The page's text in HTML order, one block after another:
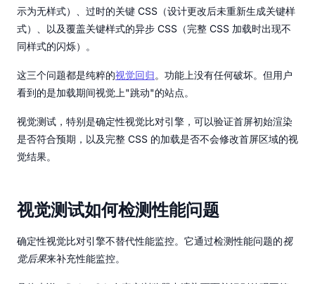
示为无样式）、过时的关键 CSS（设计更改后未重新生成关键样
式）、以及覆盖关键样式的异步 CSS（完整 CSS 加载时出现不
同样式的闪烁）。
这三个问题都是纯粹的视觉回归。功能上没有任何破坏。但用户
看到的是加载期间视觉上"跳动"的站点。
视觉测试，特别是确定性视觉比对引擎，可以验证首屏初始渲染
是否符合预期，以及完整 CSS 的加载是否不会修改首屏区域的视
觉结果。
视觉测试如何检测性能问题
确定性视觉比对引擎不替代性能监控。它通过检测性能问题的视
觉后果来补充性能监控。